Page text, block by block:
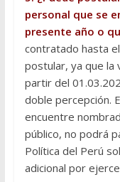
personal que se
presente año o
contratado hasta
postular, ya que la
partir del
doble percepción.
encuentre
público, no podrá
Política del Perú
adicional por